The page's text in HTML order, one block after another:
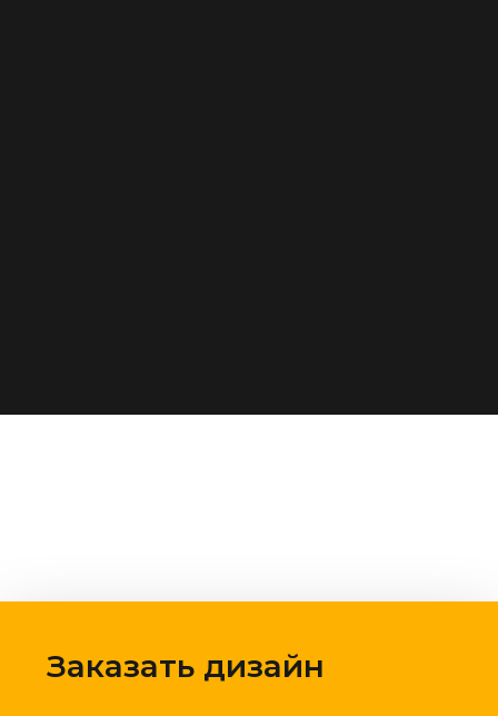
Заказать дизайн